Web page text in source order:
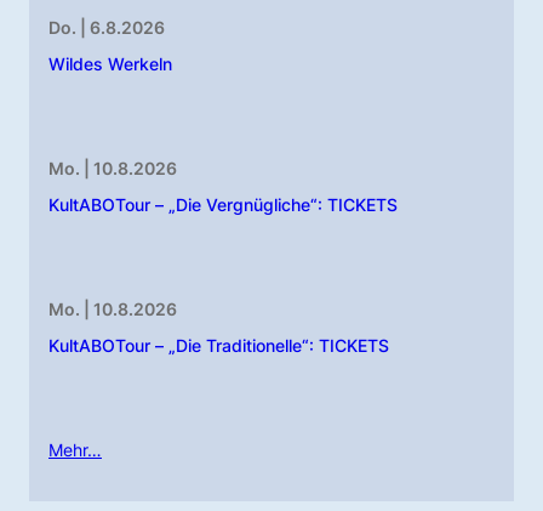
Do. | 6.8.2026
Wildes Werkeln
Mo. | 10.8.2026
KultABOTour – „Die Vergnügliche“: TICKETS
Mo. | 10.8.2026
KultABOTour – „Die Traditionelle“: TICKETS
Mehr…